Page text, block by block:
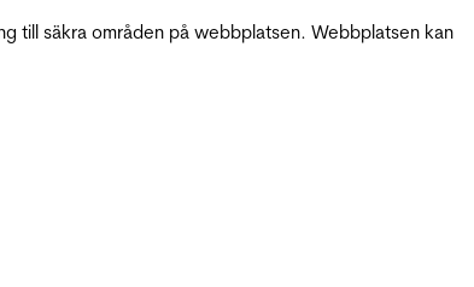
till säkra områden på webbplatsen. Webbplatsen kan